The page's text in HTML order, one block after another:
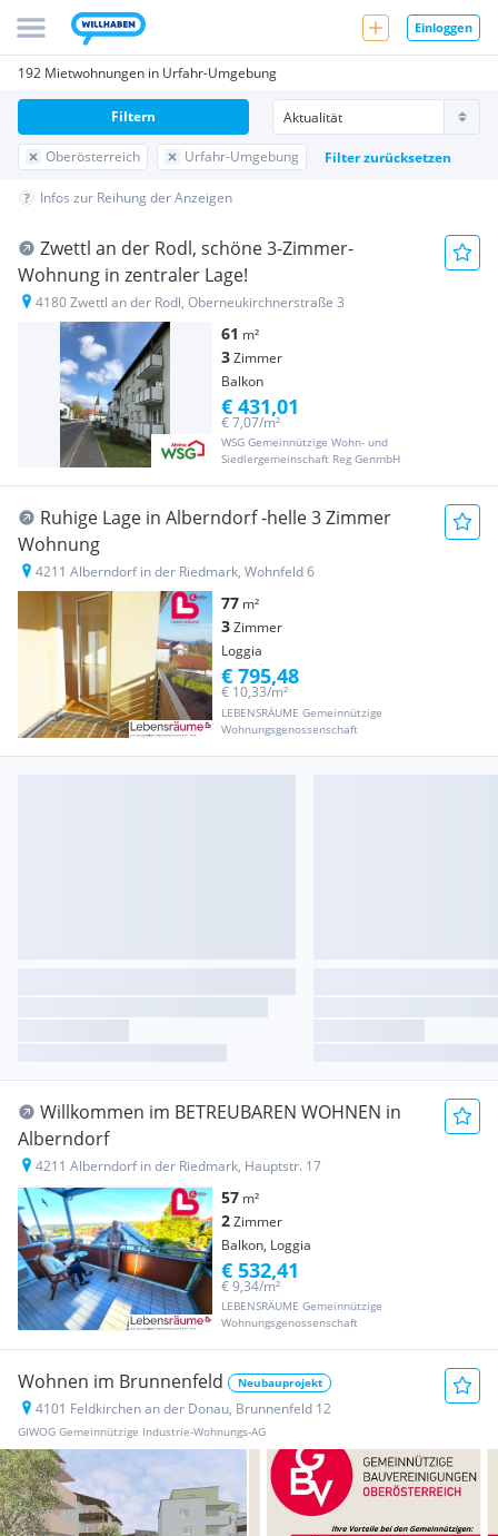
Einloggen
192 Mietwohnungen in Urfahr-Umgebung
Oberösterreich Urfahr-Umgebung Filter zurücksetzen
Filtern
Infos zur Reihung der Anzeigen
Zwettl an der Rodl, schöne 3-Zimmer-
Wohnung in zentraler Lage!
4180 Zwettl an der Rodl, Oberneukirchnerstraße 3
61 m²
3Zimmer
Balkon
WSG Gemeinnützige Wohn- und
Siedlergemeinschaft Reg GenmbH
€ 7,07/m²
€ 431,01
Ruhige Lage in Alberndorf -helle 3 Zimmer
Wohnung
4211 Alberndorf in der Riedmark, Wohnfeld 6
77 m²
3Zimmer
Loggia
LEBENSRÄUME Gemeinnützige
Wohnungsgenossenschaft
€ 10,33/m²
€ 795,48
Willkommen im BETREUBAREN WOHNEN in
Alberndorf
4211 Alberndorf in der Riedmark, Hauptstr. 17
57 m²
2Zimmer
Balkon, Loggia
LEBENSRÄUME Gemeinnützige
Wohnungsgenossenschaft
€ 9,34/m²
€ 532,41
Wohnen im Brunnenfeld Neubauprojekt
4101 Feldkirchen an der Donau, Brunnenfeld 12
GIWOG Gemeinnützige Industrie-Wohnungs-AG